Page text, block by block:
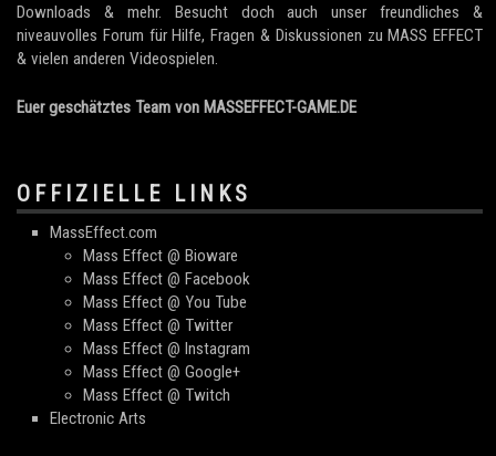
Downloads & mehr. Besucht doch auch unser freundliches &
niveauvolles Forum für Hilfe, Fragen & Diskussionen zu MASS EFFECT
& vielen anderen Videospielen.
Euer geschätztes Team von MASSEFFECT-GAME.DE
OFFIZIELLE LINKS
MassEffect.com
Mass Effect @ Bioware
Mass Effect @ Facebook
Mass Effect @ You Tube
Mass Effect @ Twitter
Mass Effect @ Instagram
Mass Effect @ Google+
Mass Effect @ Twitch
Electronic Arts